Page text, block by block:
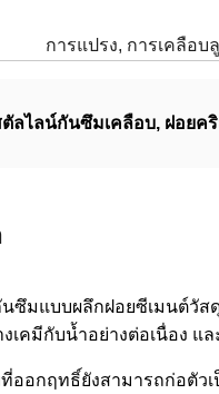
การแปรง, การเคลือบ
ลไลน์กันซึมเคลือบ, ฝอยค
นซึมแบบผลึกฝอยซีเมนต์วัส
เคมีกับน้ำอย่างต่อเนื่อง แ
ออกฤทธิ์ยังสามารถก่อตั